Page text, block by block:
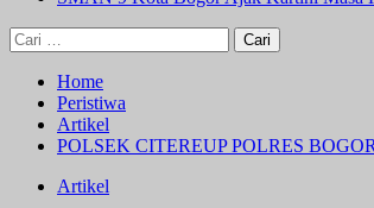
Cari
untuk:
Home
Peristiwa
Artikel
POLSEK CITEREUP POLRES
Artikel